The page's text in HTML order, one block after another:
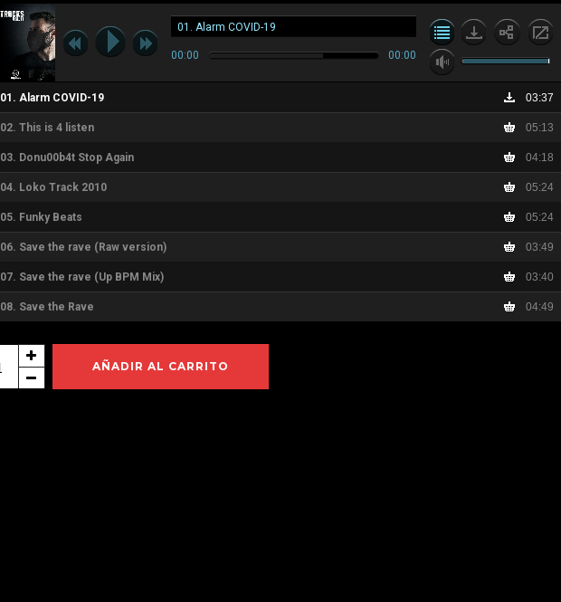
01. Alarm COVID-19
00:00 00:00
01. Alarm COVID-19 03:37
02. This is 4 listen 05:13
03. Donu00b4t Stop Again 04:18
04. Loko Track 2010 05:24
05. Funky Beats 05:24
06. Save the rave (Raw version) 03:49
07. Save the rave (Up BPM Mix) 03:40
08. Save the Rave 04:49
AÑADIR AL CARRITO